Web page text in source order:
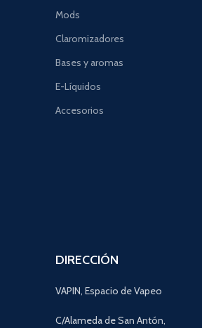
Mods
Claromizadores
Bases y aromas
E-Líquidos
Accesorios
DIRECCIÓN
VAPIN, Espacio de Vapeo
C/Alameda de San Antón,